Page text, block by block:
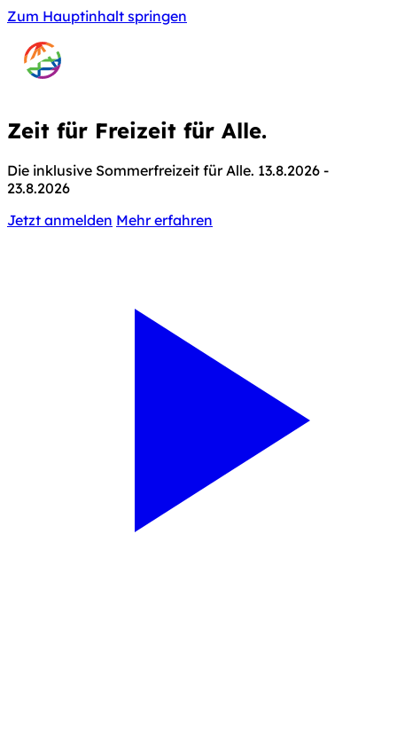
Zum Hauptinhalt springen
Zeit für Freizeit für Alle.
Die inklusive Sommerfreizeit für Alle. 13.8.2026 -
23.8.2026
Jetzt anmelden Mehr erfahren